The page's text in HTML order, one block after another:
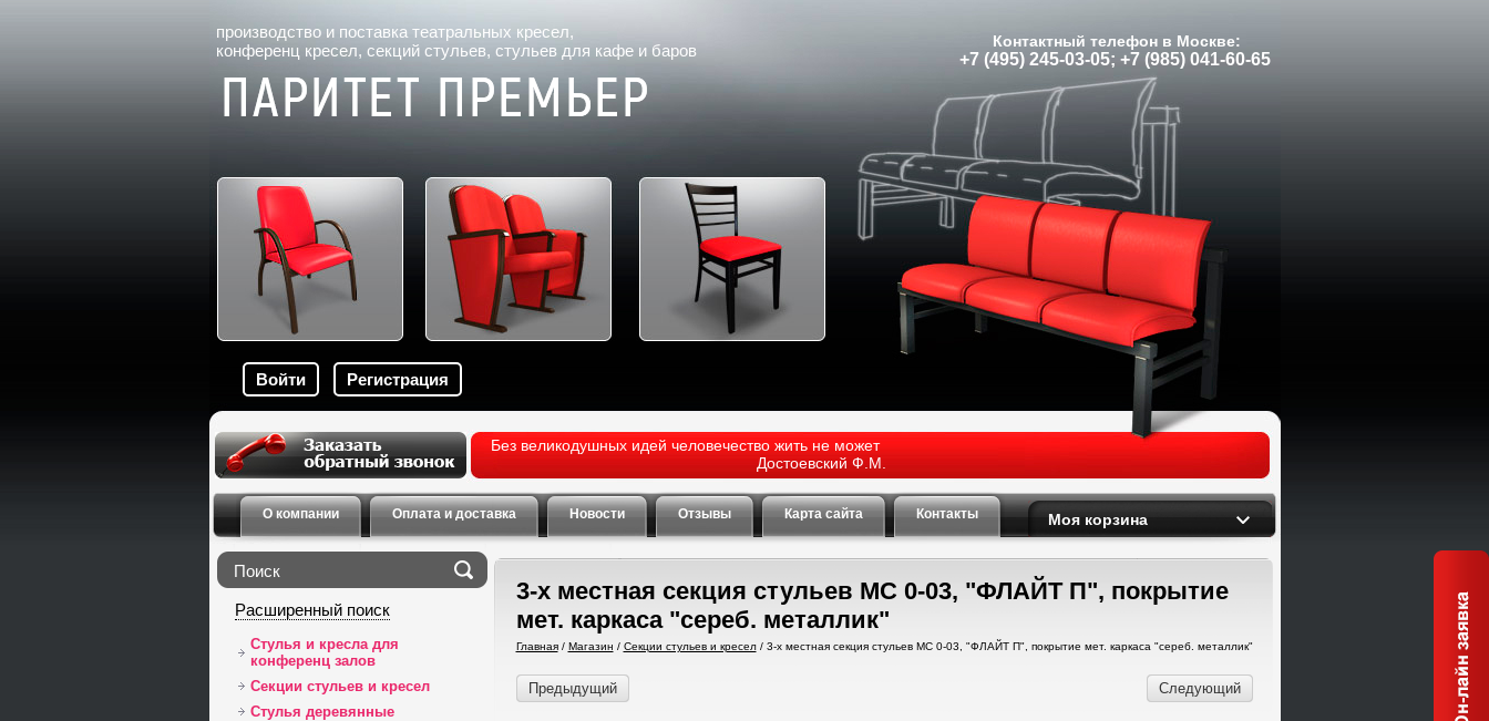
О компании Оплата и доставка Новости Отзывы Карта сайта Контакты
Без великодушных идей человечество жить не может
Достоевский Ф.М.
производство и поставка театральных кресел,
конференц кресел, секций стульев, стульев для кафе и баров Контактный телефон в Москве:
+7 (495) 245-03-05; +7 (985) 041-60-65
Войти Регистрация
Моя корзина
Расширенный поиск
Стулья и кресла для
конференц залов
Секции стульев и кресел
Стулья деревянные
3-х местная секция стульев МС 0-03, "ФЛАЙТ П", покрытие
мет. каркаса "сереб. металлик"
Главная/ Магазин / Секции стульев и кресел/ 3-х местная секция стульев МС 0-03, "ФЛАЙТ П", покрытие мет. каркаса "сереб. металлик"
Предыдущий Следующий